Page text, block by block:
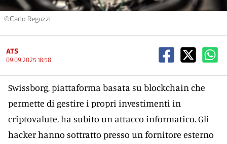
©Carlo Reguzzi
ATS
09.09.2025 18:58
Swissborg, piattaforma basata su blockchain che
permette di gestire i propri investimenti in
criptovalute, ha subito un attacco informatico. Gli
hacker hanno sottratto presso un fornitore esterno